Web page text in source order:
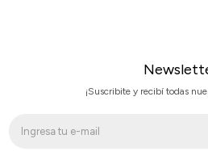
¡Suscribite y recibí todas